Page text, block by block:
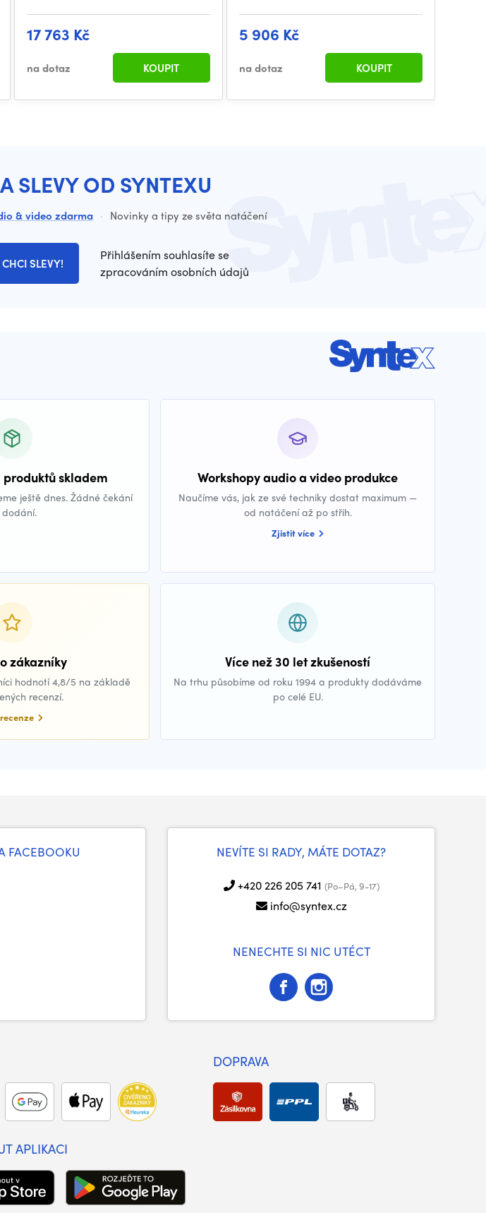
17 763 Kč
na dotaz KOUPIT
5 906 Kč
na dotaz KOUPIT
SLEVY OD SYNTEXU
& video zdarma · Novinky a tipy ze světa natáčení
CHCI SLEVY!
Přihlášením souhlasíte se
zpracováním osobních údajů
produktů skladem
ještě dnes. Žádné čekání
dodání.
Workshopy audio a video produkce
Naučíme vás, jak ze své techniky dostat maximum —
od natáčení až po střih.
Zjistit více
zákazníky
hodnotí 4,8/5 na základě
recenzí.
Více než 30 let zkušeností
Na trhu působíme od roku 1994 a produkty dodáváme
po celé EU.
FACEBOOKU NEVÍTE SI RADY, MÁTE DOTAZ?
+420 226 205 741 (Po–Pá, 9-17)
info@syntex.cz
NENECHTE SI NIC UTÉCT
DOPRAVA
APLIKACI